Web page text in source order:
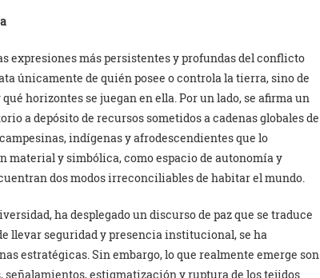
expresiones más persistentes y profundas del conflicto
únicamente de quién posee o controla la tierra, sino de
horizontes se juegan en ella. Por un lado, se afirma un
a depósito de recursos sometidos a cadenas globales de
indígenas y afrodescendientes que lo
material y simbólica, como espacio de autonomía y
dos modos irreconciliables de habitar el mundo.
ha desplegado un discurso de paz que se traduce
llevar seguridad y presencia institucional, se ha
estratégicas. Sin embargo, lo que realmente emerge son
estigmatización y ruptura de los tejidos